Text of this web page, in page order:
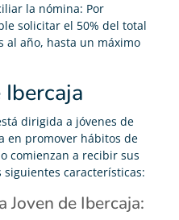
la nómina: Por
solicitar el 50% del total
al año, hasta un máximo
Ibercaja
dirigida a jóvenes de
en promover hábitos de
comienzan a recibir sus
características:
Joven de Ibercaja: